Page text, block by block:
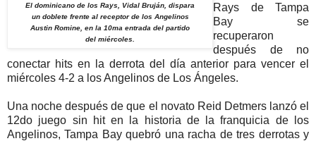
El dominicano de los Rays, Vidal Bruján, dispara
un doblete frente al receptor de los Angelinos
Austin Romine, en la 10ma entrada del partido
del miércoles.
Rays de Tampa
Bay se
recuperaron
después de no
conectar hits en la derrota del día anterior para vencer el
miércoles 4-2 a los Angelinos de Los Ángeles.
Una noche después de que el novato Reid Detmers lanzó el
12do juego sin hit en la historia de la franquicia de los
Angelinos, Tampa Bay quebró una racha de tres derrotas y